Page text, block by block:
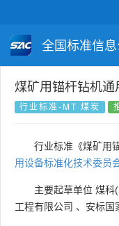
全国标准信
国家标准
国外标准
煤矿用锚杆钻机通
行业标准-MT 煤炭
行业标准《煤矿用
用设备标准化技术委员
主要起草单位 煤科
工程有限公司 、 安标国